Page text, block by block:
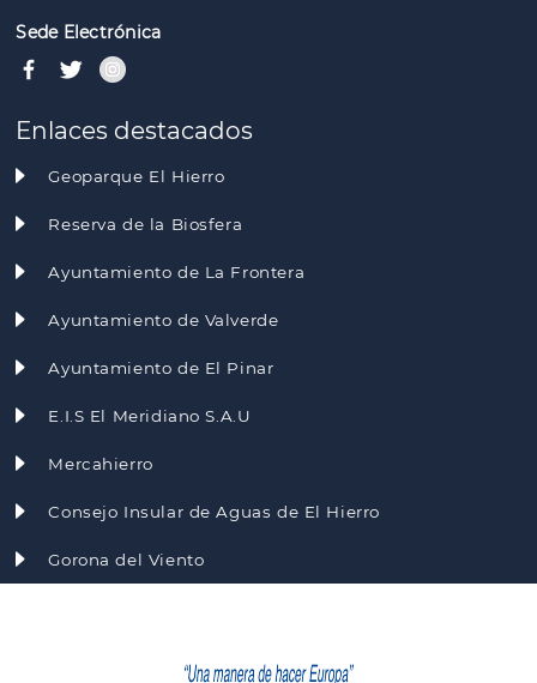
Sede Electrónica
Enlaces destacados
Geoparque El Hierro
Reserva de la Biosfera
Ayuntamiento de La Frontera
Ayuntamiento de Valverde
Ayuntamiento de El Pinar
E.I.S El Meridiano S.A.U
Mercahierro
Consejo Insular de Aguas de El Hierro
Gorona del Viento